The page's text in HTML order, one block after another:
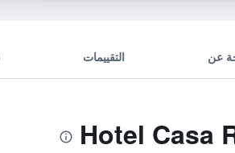
عن التقييمات